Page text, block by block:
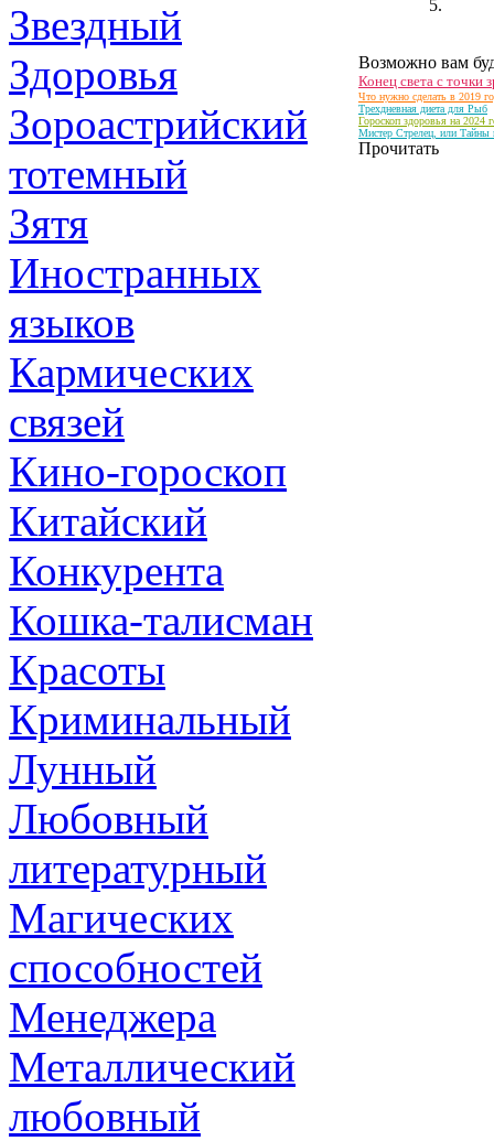
Звездный
Здоровья
Зороастрийский
тотемный
Зятя
Иностранных
языков
Кармических
связей
Кино-гороскоп
Китайский
Конкурента
Кошка-талисман
Красоты
Криминальный
Лунный
Любовный
литературный
Магических
способностей
Менеджера
Металлический
любовный
Возможно вам
Конец света с точки
Что нужно сделать в 2019
Трехдневная диета для Рыб
Гороскоп здоровья на 2024
Мистер Стрелец, или Тайны
Прочитать